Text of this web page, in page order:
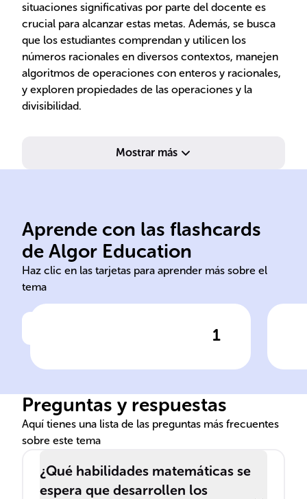
situaciones significativas por parte del docente es
crucial para alcanzar estas metas. Además, se busca
que los estudiantes comprendan y utilicen los
números racionales en diversos contextos, manejen
algoritmos de operaciones con enteros y racionales,
y exploren propiedades de las operaciones y la
divisibilidad.
Mostrar más
Aprende con las flashcards
de Algor Education
Haz clic en las tarjetas para aprender más sobre el
tema
1
Operaciones con números
racionales
Haz clic para comprobar la respuesta
Resolver problemas con
fracciones y decimales,
exactos o aproximados.
de
Preguntas y respuestas
Aquí tienes una lista de las preguntas más frecuentes
sobre este tema
¿Qué habilidades matemáticas se
espera que desarrollen los